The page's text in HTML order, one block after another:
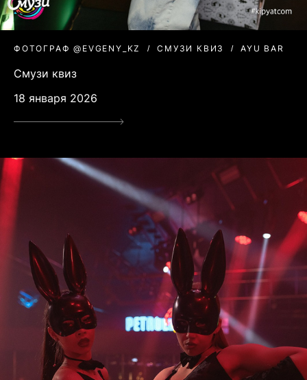
ФОТОГРАФ @EVGENY_KZ СМУЗИ КВИЗ AYU BAR
Смузи квиз
18 января 2026